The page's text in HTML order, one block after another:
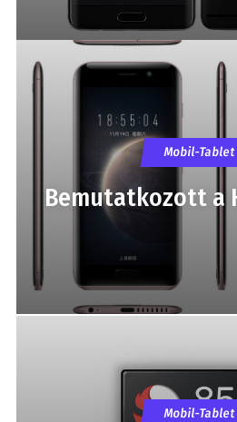
Mobil-Tablet
Bemutatkozott a
Mobil-Tablet